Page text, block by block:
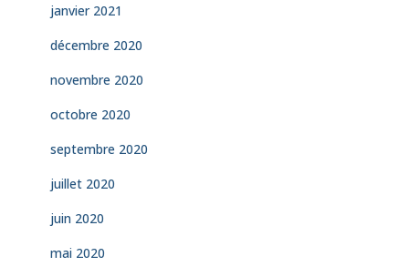
janvier 2021
décembre 2020
novembre 2020
octobre 2020
septembre 2020
juillet 2020
juin 2020
mai 2020